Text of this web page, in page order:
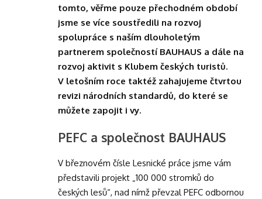
tomto, věřme pouze přechodném období
jsme se více soustředili na rozvoj
spolupráce s naším dlouholetým
partnerem společností BAUHAUS a dále na
rozvoj aktivit s Klubem českých turistů.
V letošním roce taktéž zahajujeme čtvrtou
revizi národních standardů, do které se
můžete zapojit i vy.
PEFC a společnost BAUHAUS
V březnovém čísle Lesnické práce jsme vám
představili projekt „100 000 stromků do
českých lesů“, nad nímž převzal PEFC odbornou